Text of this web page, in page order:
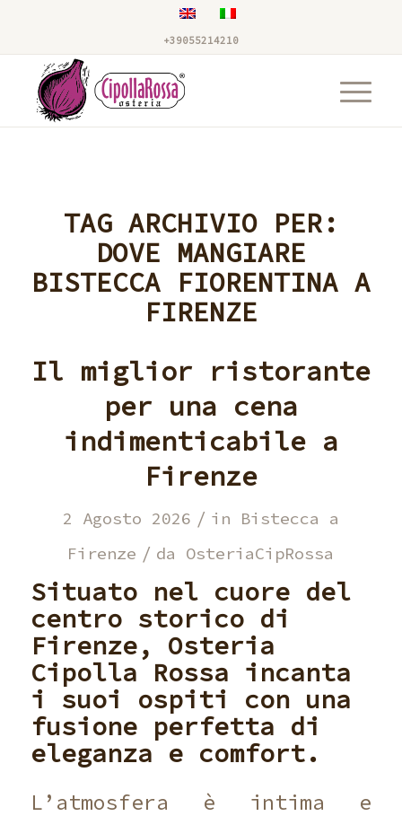
+39055214210
TAG ARCHIVIO PER:
DOVE MANGIARE
BISTECCA FIORENTINA A
FIRENZE
Il miglior ristorante
per una cena
indimenticabile a
Firenze
2 Agosto 2026 / in Bistecca a
Firenze / da OsteriaCipRossa
Situato nel cuore del
centro storico di
Firenze, Osteria
Cipolla Rossa incanta
i suoi ospiti con una
fusione perfetta di
eleganza e comfort.
L’atmosfera è intima e